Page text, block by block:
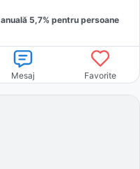
anuală 5,7% pentru persoane
Mesaj Favorite